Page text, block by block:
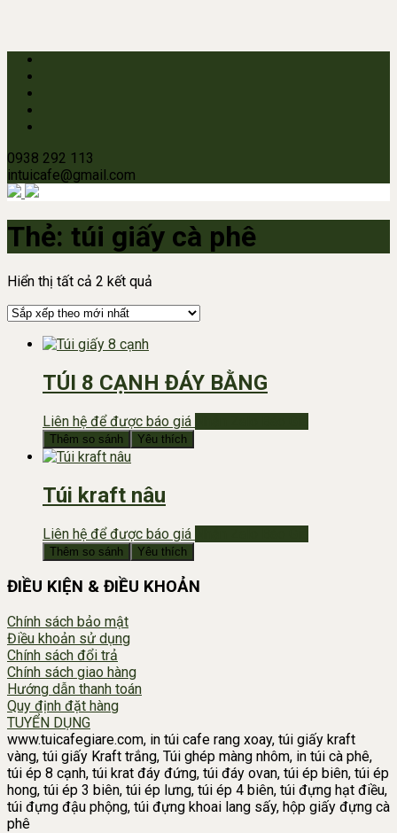
0938 292 113
intuicafe@gmail.com
Thẻ: túi giấy cà phê
Hiển thị tất cả 2 kết quả
TÚI 8 CẠNH ĐÁY BẰNG
Liên hệ để được báo giá
Thêm so sánh Yêu thích
Túi kraft nâu
Liên hệ để được báo giá
Thêm so sánh Yêu thích
ĐIỀU KIỆN & ĐIỀU KHOẢN
Chính sách bảo mật
Điều khoản sử dụng
Chính sách đổi trả
Chính sách giao hàng
Hướng dẫn thanh toán
Quy định đặt hàng
TUYỂN DỤNG
www.tuicafegiare.com, in túi cafe rang xoay, túi giấy kraft
vàng, túi giấy Kraft trắng, Túi ghép màng nhôm, in túi cà phê,
túi ép 8 cạnh, túi krat đáy đứng, túi đáy ovan, túi ép biên, túi ép
hong, túi ép 3 biên, túi ép lưng, túi ép 4 biên, túi đựng hạt điều,
túi đựng đậu phộng, túi đựng khoai lang sấy, hộp giấy đựng cà
phê